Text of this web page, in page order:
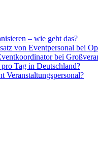
– wie geht das?
von Eventpersonal bei
bei
Tag in Deutschland?
Veranstaltungspersonal?